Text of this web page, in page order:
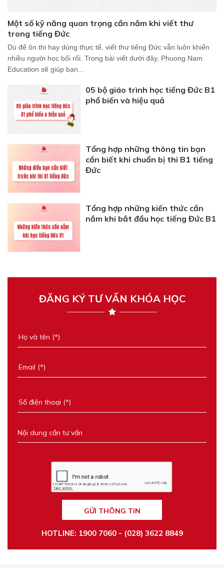
Một số kỹ năng quan trọng cần nắm khi viết thư
trong tiếng Đức
Dù để ôn thi hay dùng thực tế, viết thư tiếng Đức vẫn luôn khiến
nhiều người học bối rối. Trong bài viết dưới đây, Phuong Nam
Education sẽ giúp bạn...
05 bộ giáo trình học tiếng Đức B1
phổ biến và hiệu quả
Tổng hợp những thông tin bạn
cần biết khi chuẩn bị thi B1 tiếng
Đức
Tổng hợp những kiến thức cần
nắm khi bắt đầu học tiếng Đức B1
ĐĂNG KÝ TƯ VẤN KHÓA HỌC
GỬI THÔNG TIN
HOTLINE: 1900 7060 - (028) 3622 8849